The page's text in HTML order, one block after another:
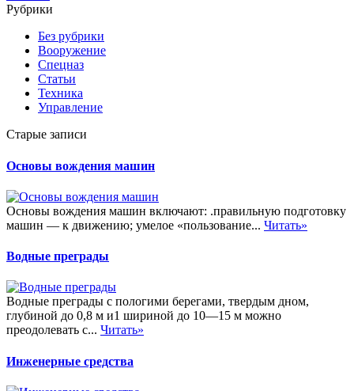
Рубрики
Без рубрики
Вооружение
Спецназ
Статьи
Техника
Управление
Старые записи
Основы вождения машин
Основы вождения машин включают: .правильную подготовку
машин — к движению; умелое «пользование... Читать»
Водные преграды
Водные преграды с пологими берегами, твердым дном,
глубиной до 0,8 м и1 шириной до 10—15 м можно
преодолевать с... Читать»
Инженерные средства